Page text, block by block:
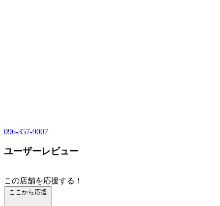
096-357-9007
ユーザーレビュー
この店舗を応援する！
ここから応援